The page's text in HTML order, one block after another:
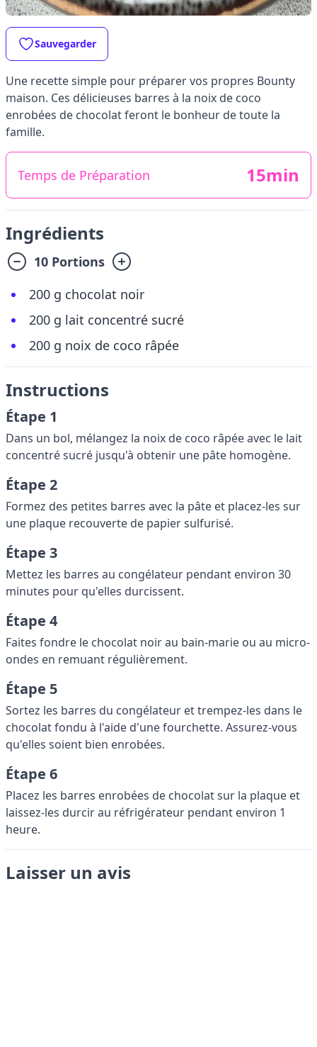
Sauvegarder
Une recette simple pour préparer vos propres Bounty
maison. Ces délicieuses barres à la noix de coco
enrobées de chocolat feront le bonheur de toute la
famille.
Temps de Préparation 15min
Ingrédients
10 Portions
200 g chocolat noir
200 g lait concentré sucré
200 g noix de coco râpée
Instructions
Étape 1
Dans un bol, mélangez la noix de coco râpée avec le lait
concentré sucré jusqu'à obtenir une pâte homogène.
Étape 2
Formez des petites barres avec la pâte et placez-les sur
une plaque recouverte de papier sulfurisé.
Étape 3
Mettez les barres au congélateur pendant environ 30
minutes pour qu'elles durcissent.
Étape 4
Faites fondre le chocolat noir au bain-marie ou au micro-
ondes en remuant régulièrement.
Étape 5
Sortez les barres du congélateur et trempez-les dans le
chocolat fondu à l'aide d'une fourchette. Assurez-vous
qu'elles soient bien enrobées.
Étape 6
Placez les barres enrobées de chocolat sur la plaque et
laissez-les durcir au réfrigérateur pendant environ 1
heure.
Laisser un avis